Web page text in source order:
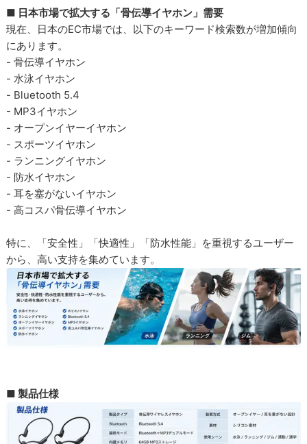
■ 日本市場で拡大する「骨伝導イヤホン」需要
現在、日本のEC市場では、以下のキーワード検索数が増加傾向
にあります。
- 骨伝導イヤホン
- 水泳イヤホン
- Bluetooth 5.4
- MP3イヤホン
- オープンイヤーイヤホン
- スポーツイヤホン
- ランニングイヤホン
- 防水イヤホン
- 耳を塞がないイヤホン
- 高コスパ骨伝導イヤホン
特に、「安全性」「快適性」「防水性能」を重視するユーザー
から、高い支持を集めています。
■ 製品仕様